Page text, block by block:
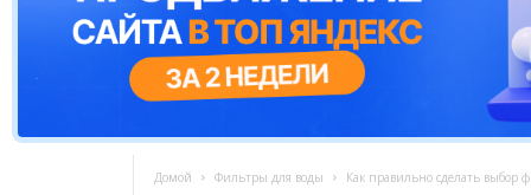
Домой Фильтры для воды Как правильно сделать выбор